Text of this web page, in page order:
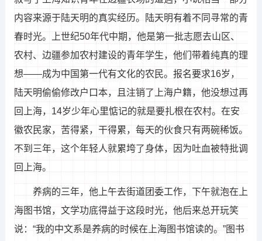
内容来源于陆天明的真实经历。陆天明有着不同寻常的青
春时光。上世纪50年代中期，他是第一批志愿去山区、
农村、边疆参加农村建设的青年学生，他们带着纯真的理
想——成为中国第一代有文化的农民。报名要求16岁，
陆天明偷偷修改户口本，且注销了上海户籍，他没想过再
回上海，14岁少年心里惦记的就是要扎根在农村。在安
徽农民家，苦得紧，干得累，每天的伙食只有两碗稀饭。
不到三年，这个年轻人就累垮了身体，因为吐血被特批调
回上海。
养病的三年，他上午去街道团委工作，下午就泡在上
海图书馆，文学功底得益于这段时光，他后来总开玩笑
说：“我的中文系是养病的时候在上海图书馆读的。”图书